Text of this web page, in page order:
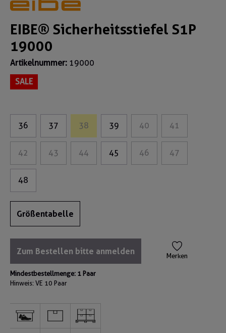
EIBE® Sicherheitsstiefel S1P
19000
Artikelnummer: 19000
SALE
36 37 38 39 40 41
42 43 44 45 46 47
48
Größentabelle
Zum Bestellen bitte anmelden Merken
Mindestbestellmenge: 1 Paar
Hinweis: VE 10 Paar